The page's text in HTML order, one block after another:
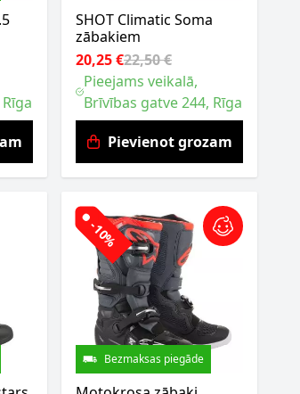
SHOT Climatic Soma
zābakiem
20,25 €22,50 €
Pieejams veikalā,
Brīvības gatve 244, Rīga
Pievienot grozam
-10%
Bezmaksas piegāde